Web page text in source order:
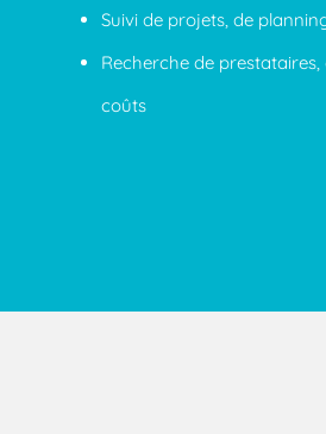
Suivi de projets, de
Recherche de
coûts